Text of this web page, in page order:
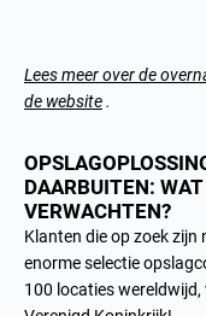
Lees meer over de
de website.
DAARBUITEN:
VERWACHTEN?
Klanten die op zoek zijn
enorme selectie
100 locaties